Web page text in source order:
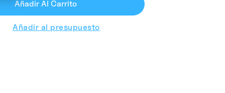
Añadir Al Carrito
Añadir al presupuesto